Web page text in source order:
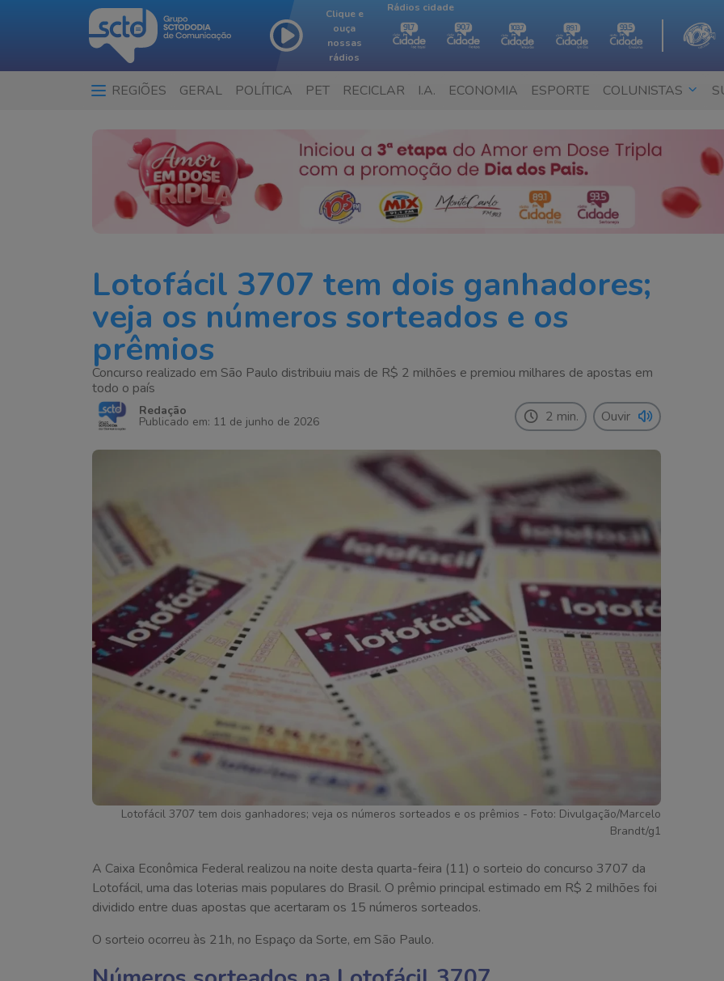
Clique e
ouça
nossas
rádios
Rádios cidade
REGIÕES GERAL POLÍTICA PET RECICLAR I.A. ECONOMIA ESPORTE COLUNISTAS
Lotofácil 3707 tem dois ganhadores;
veja os números sorteados e os
prêmios
Concurso realizado em São Paulo distribuiu mais de R$ 2 milhões e premiou milhares de apostas em
todo o país
Redação
Publicado em: 11 de junho de 2026 2 min. Ouvir
Lotofácil 3707 tem dois ganhadores; veja os números sorteados e os prêmios - Foto: Divulgação/Marcelo
Brandt/g1
A Caixa Econômica Federal realizou na noite desta quarta-feira (11) o sorteio do concurso 3707 da
Lotofácil, uma das loterias mais populares do Brasil. O prêmio principal estimado em R$ 2 milhões foi
dividido entre duas apostas que acertaram os 15 números sorteados.
O sorteio ocorreu às 21h, no Espaço da Sorte, em São Paulo.